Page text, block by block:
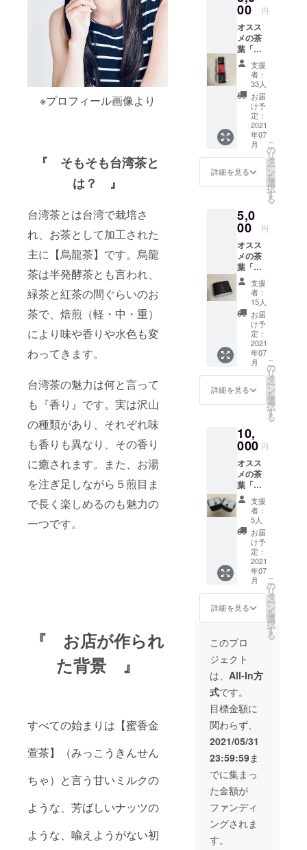
※プロフィール画像より
『 そもそも台湾茶と
は？ 』
台湾茶とは台湾で栽培さ
れ、お茶として加工された
主に【烏龍茶】です。烏龍
茶は半発酵茶とも言われ、
緑茶と紅茶の間ぐらいのお
茶で、焙煎（軽・中・重）
により味や香りや水色も変
わってきます。
台湾茶の魅力は何と言って
も『香り』です。実は沢山
の種類があり、それぞれ味
も香りも異なり、その香り
に癒されます。また、お湯
を注ぎ足しながら５煎目ま
で長く楽しめるのも魅力の
一つです。
『 お店が作られ
た背景 』
すべての始まりは【蜜香金
萱茶】（みっこうきんせん
ちゃ）と言う甘いミルクの
ような、芳ばしいナッツの
ような、喩えようがない初
ポッ
ト、マ
グカッ
プでも
飲めま
す。
00 円
オスス
メの茶
葉「蜜
香金萱
茶(みっ
こうき
んせん
ちゃ)」
と「凍
頂烏龍
茶（と
うちょ
ううー
ろん
ちゃ）
」と
春茶
（しき
はる
ちゃ）
」、そ
れぞれ
20gをお
送りい
たしま
す。飲
み比べ
てお楽
しみく
ださ
い。 お
手持ち
の急須
ト、マ
グカッ
プでも
飲めま
す。
支援
者：
33人
お届
け予
定：
2021
年07
月
詳細を見る
こ
の
リ
タ
ー
ン
を
選
択
す
る
5,0
00 円
オスス
メの茶
葉「蜜
香金萱
茶」
(みっこ
うきん
せん
ちゃ)の
茶葉
(100g)
をお送
りいた
しま
す。 お
手持ち
や
ティー
ポッ
ト、マ
グカッ
プでも
飲めま
す。
支援
者：
15人
お届
け予
定：
2021
年07
月
詳細を見る
こ
の
リ
タ
ー
ン
を
選
択
す
る
10,
000 円
オスス
メの茶
葉「蜜
香金萱
茶」
(みっこ
うきん
せん
ちゃ)の
茶葉
(100g)
と台湾
のお土
産とし
て有名
な茶葉
「阿里
山高山
茶」(あ
りさん
こうざ
んちゃ)
の茶葉
(100g)
をセッ
トにし
てお送
りいた
しま
す。 お
手持ち
の急須
や
ティー
支援
者：
5人
お届
け予
定：
2021
年07
月
詳細を見る
こ
の
リ
タ
ー
ン
を
選
択
す
る
このプロ
ジェクト
は、 All-In方
式です。
目標金額に
関わらず、
2021/05/31
23:59:59ま
でに集まっ
た金額が
ファンディ
ングされま
す。